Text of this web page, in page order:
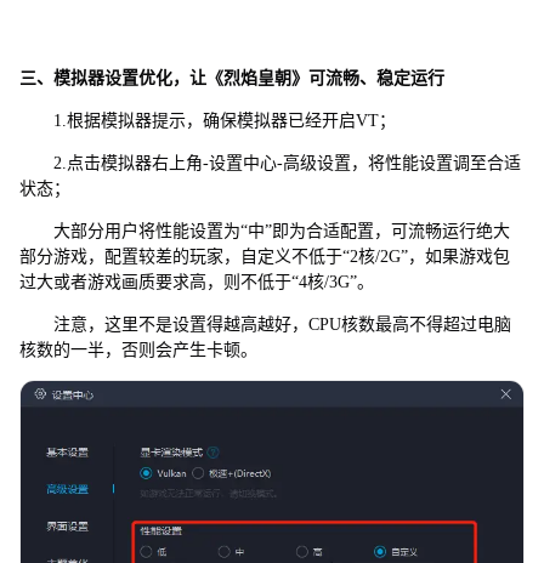
三、模拟器设置优化，让《烈焰皇朝》可流畅、稳定运行
1.根据模拟器提示，确保模拟器已经开启VT；
2.点击模拟器右上角-设置中心-高级设置，将性能设置调至合适
状态；
大部分用户将性能设置为“中”即为合适配置，可流畅运行绝大
部分游戏，配置较差的玩家，自定义不低于“2核/2G”，如果游戏包
过大或者游戏画质要求高，则不低于“4核/3G”。
注意，这里不是设置得越高越好，CPU核数最高不得超过电脑
核数的一半，否则会产生卡顿。